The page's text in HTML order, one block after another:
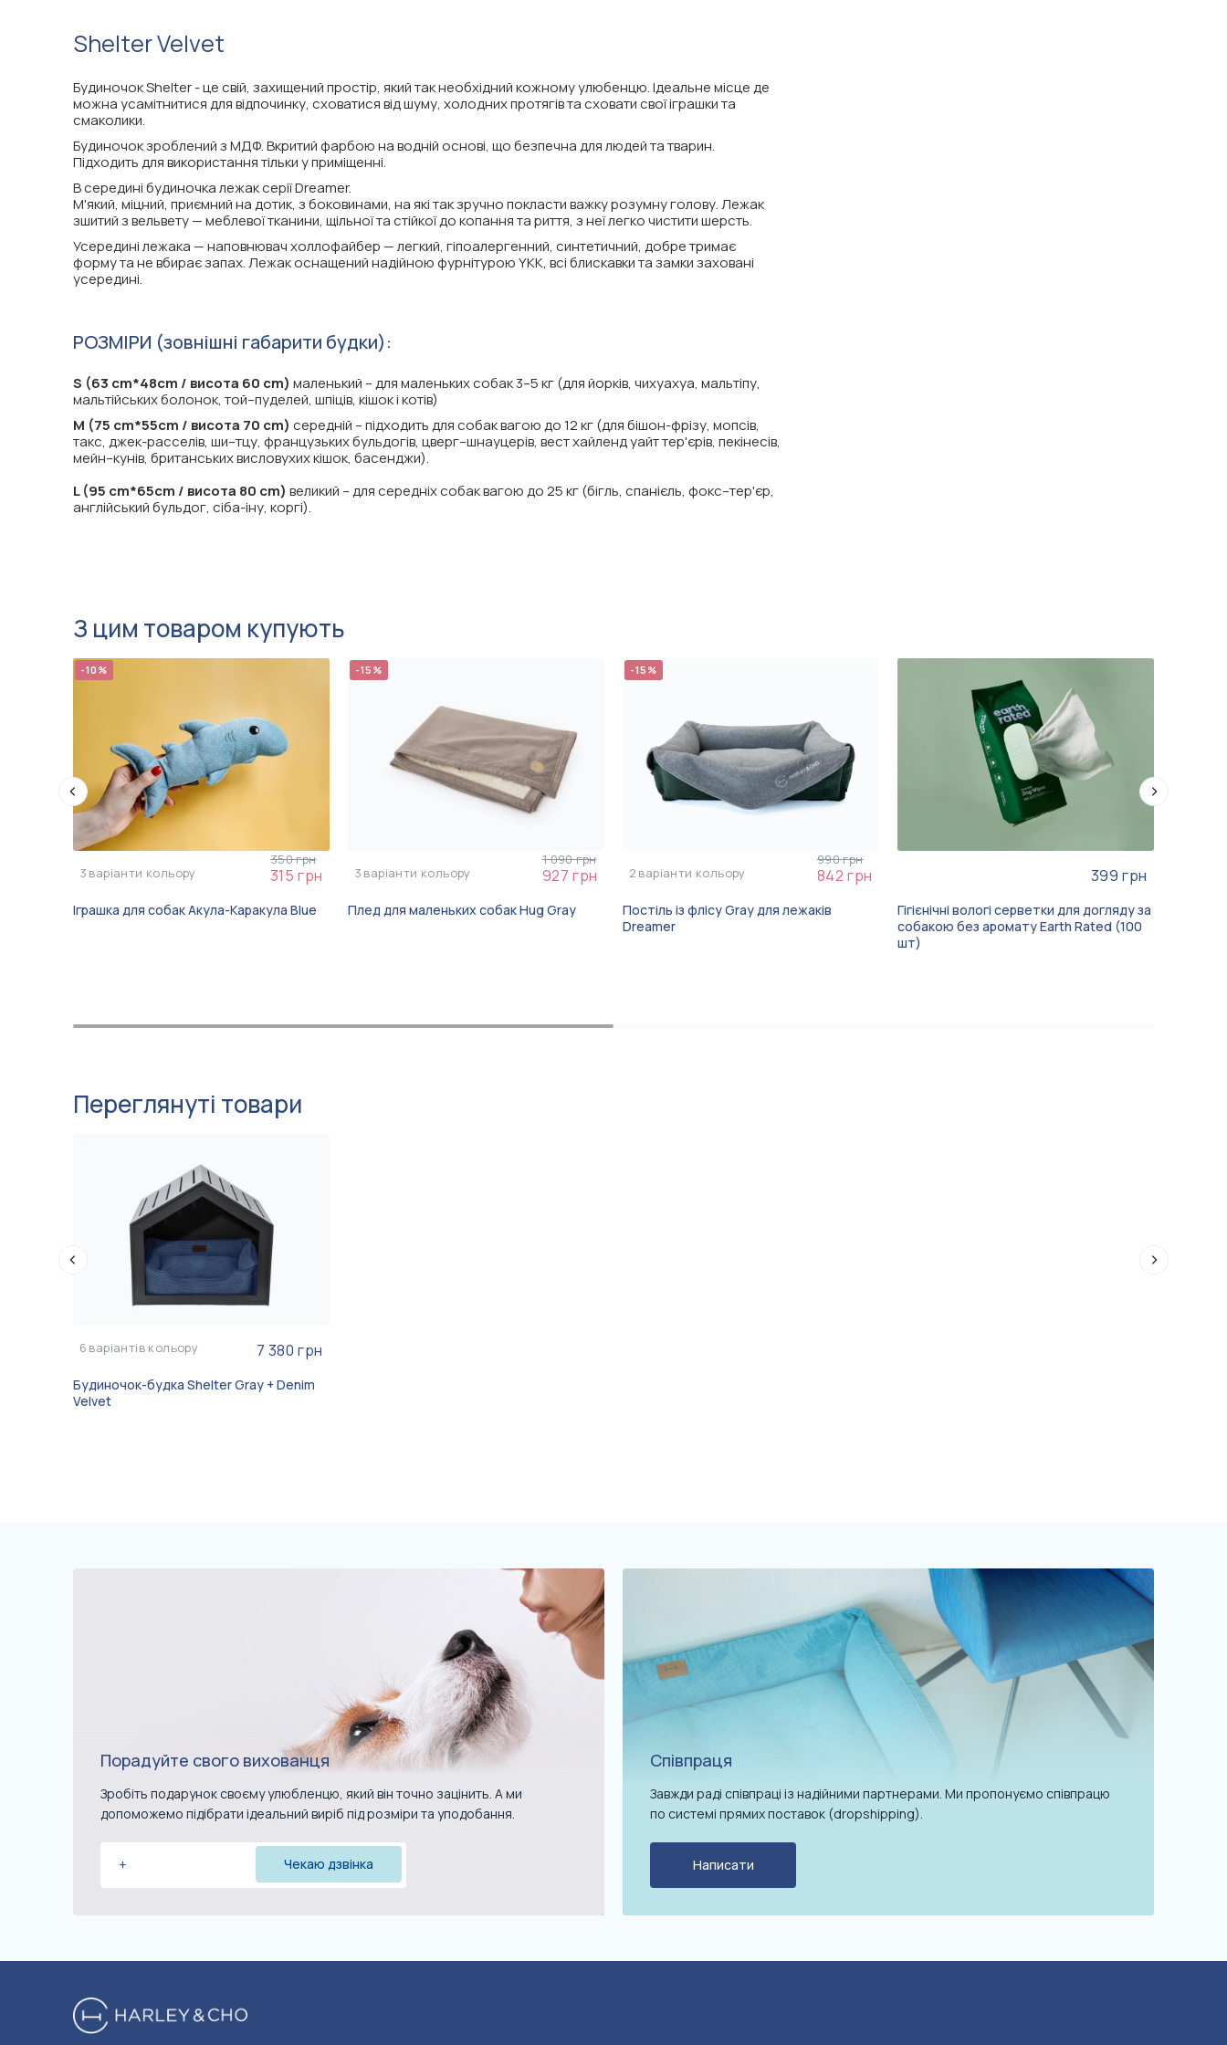
Shelter Velvet
Будиночок Shelter - це свій, захищений простір, який так необхідний кожному улюбенцю. Ідеальне місце де
можна усамітнитися для відпочинку, сховатися від шуму, холодних протягів та сховати свої іграшки та
смаколики.
Будиночок зроблений з МДФ. Вкритий фарбою на водній основі, що безпечна для людей та тварин.
Підходить для використання тільки у приміщенні.
В середині будиночка лежак серії Dreamer.
М'який, міцний, приємний на дотик, з боковинами, на які так зручно покласти важку розумну голову. Лежак
зшитий з вельвету — меблевої тканини, щільної та стійкої до копання та риття, з неї легко чистити шерсть.
Усередині лежака — наповнювач холлофайбер — легкий, гіпоалергенний, синтетичний, добре тримає
форму та не вбирає запах. Лежак оснащений надійною фурнітурою YKK, всі блискавки та замки заховані
усередині.
РОЗМІРИ (зовнішні габарити будки):
S (63 cm*48cm / висота 60 cm) маленький – для маленьких собак 3–5 кг (для йорків, чихуахуа, мальтіпу,
мальтійських болонок, той–пуделей, шпіців, кішок і котів)
M (75 cm*55cm / висота 70 cm) середній – підходить для собак вагою до 12 кг (для бішон-фрізу, мопсів,
такс, джек-расселів, ши–тцу, французьких бульдогів, цверг–шнауцерів, вест хайленд уайт тер'єрів, пекінесів,
мейн–кунів, британських висловухих кішок, басенджи).
L (95 cm*65cm / висота 80 cm) великий – для середніх собак вагою до 25 кг (бігль, спанієль, фокс–тер'єр,
англійський бульдог, сіба-іну, коргі).
З цим товаром купують
-10%
3 варіанти кольору
350 грн
315 грн
Іграшка для собак Акула-Каракула Blue
-15%
3 варіанти кольору
1 090 грн
927 грн
Плед для маленьких собак Hug Gray
-15%
2 варіанти кольору
990 грн
842 грн
Постіль із флісу Gray для лежаків
Dreamer
399 грн
Гігієнічні вологі серветки для догляду за
собакою без аромату Earth Rated (100
шт)
Переглянуті товари
6 варіантів кольору 7 380 грн
Будиночок-будка Shelter Gray + Denim
Velvet
Порадуйте свого вихованця
Зробіть подарунок своєму улюбленцю, який він точно зацінить. А ми
допоможемо підібрати ідеальний виріб під розміри та уподобання.
Співпраця
Завжди раді співпраці із надійними партнерами. Ми пропонуємо співпрацю
по системі прямих поставок (dropshipping).
Написати